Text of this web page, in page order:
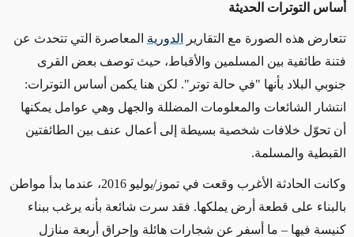
أساس التوترات الحديثة
تتعارض هذه الصورة مع التقارير الدورية المعاصرة التي تتحدث عن
فتنة طائفية بين المسلمين والأقباط، حيث توصف بعض القرى
جنوبي البلاد بأنها "في حالة توتر". لكن هنا يكمن أساس التوترات:
انتشار الشائعات والمعلومات المضللة والجهل وهي عوامل يمكنها
أن تحوّل خلافات شخصية بسيطة إلى أعمال عنف بين الطائفتين
القبطية والمسلمة.
وكانت الحادثة الأغرب وقعت في تموز/يوليو 2016، عندما بدأ مواطن
بالبناء على قطعة أرض يملكها. فقد سرت شائعة بأنه يرغب ببناء
كنيسة فيها – ما أسفر عن شجارات هائلة وإحراق أربعة منازل